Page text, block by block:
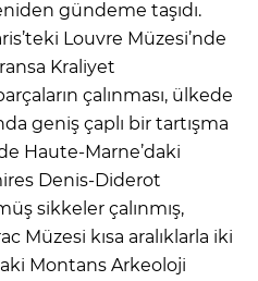
gündeme taşıdı.
Louvre Müzesi’nde
Kraliyet
çalınması, ülkede
geniş çaplı bir tartışma
Haute-Marne’daki
Denis-Diderot
sikkeler çalınmış,
Müzesi kısa aralıklarla iki
Montans Arkeoloji